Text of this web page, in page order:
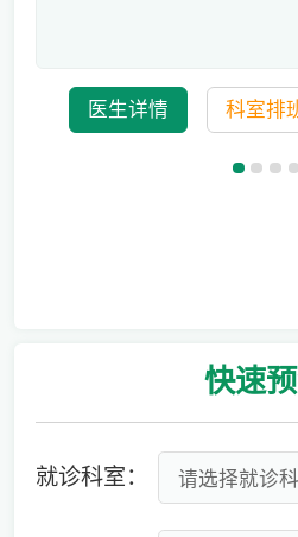
爱有光，愈未来！深圳远东龙岗妇产医院
医生详情 科室排
快速
就诊科室：